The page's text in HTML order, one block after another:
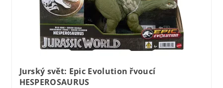
Jurský svět: Epic Evolution řvoucí
HESPEROSAURUS